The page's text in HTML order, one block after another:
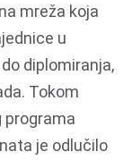
mreža koja
u
diplomiranja,
Tokom
programa
je odlučilo